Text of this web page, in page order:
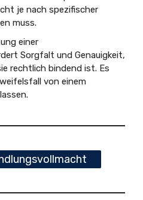
je nach spezifischer
muss.
einer
Sorgfalt und Genauigkeit,
rechtlich bindend ist. Es
von einem